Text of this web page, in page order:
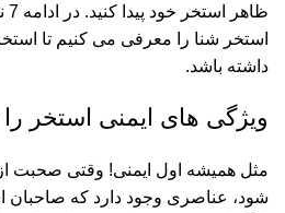
استخر شنا را معرفی می کنیم تا
داشته باشد.
ویژگی های ایمنی استخر را
مثل همیشه اول ایمنی! وقتی صحبت
شود، عناصری وجود دارد که صاحبان